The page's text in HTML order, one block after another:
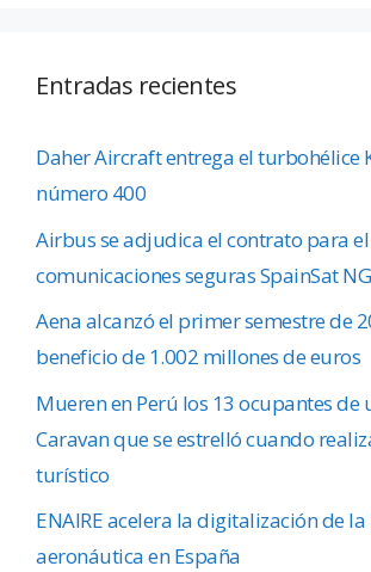
Entradas recientes
Daher Aircraft entrega el turbohélice
número 400
Airbus se adjudica el contrato para
comunicaciones seguras SpainSat
Aena alcanzó el primer semestre de
beneficio de 1.002 millones de euros
Mueren en Perú los 13 ocupantes de
Caravan que se estrelló cuando
turístico
ENAIRE acelera la digitalización de
aeronáutica en España